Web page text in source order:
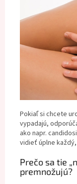
Pokiaľ si chcete
vypadajú,
ako napr.
vidieť úplne
Prečo sa tie
premnožujú?